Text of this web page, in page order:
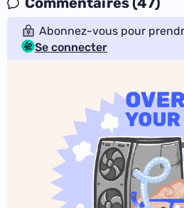
Abonnez-vous pour
Se connecter